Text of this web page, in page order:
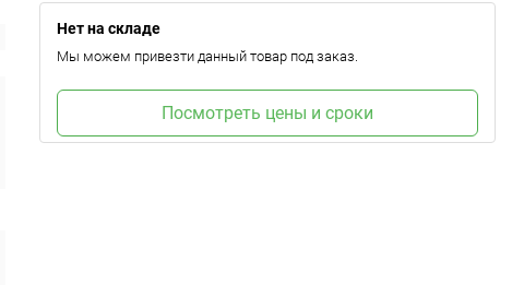
Нет на складе
Мы можем привезти данный товар под заказ.
Посмотреть цены и сроки